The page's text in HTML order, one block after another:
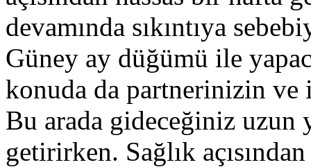
devamında sıkıntıya
Güney ay düğümü ile
konuda da partnerinizin ve
Bu arada gideceğiniz uzun
getirirken. Sağlık